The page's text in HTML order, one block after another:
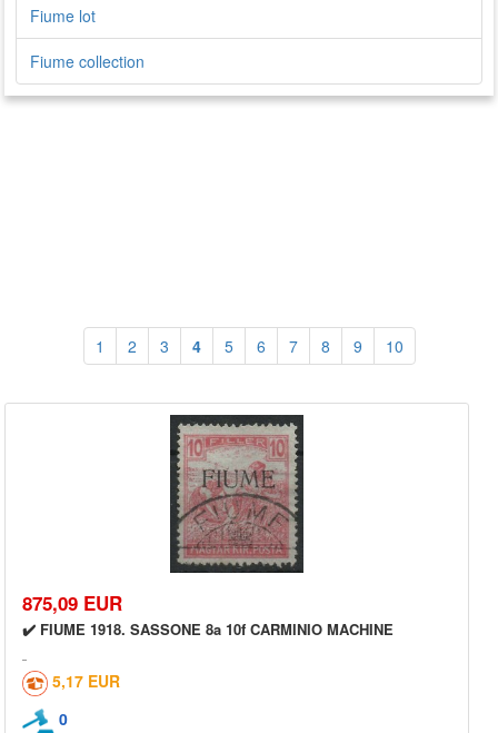
Fiume lot
Fiume collection
1 2 3 4 5 6 7 8 9 10
875,09 EUR
✔️ FIUME 1918. SASSONE 8a 10f CARMINIO MACHINE
5,17 EUR
0